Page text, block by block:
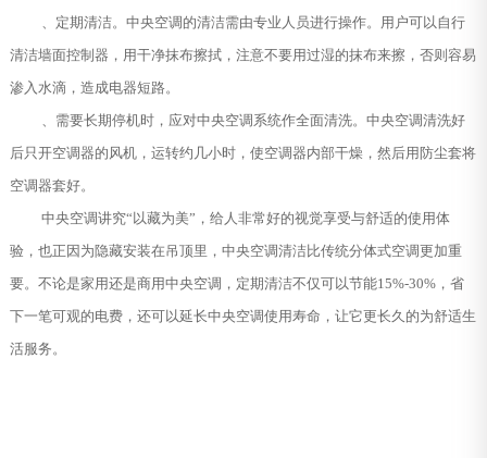
、定期清洁。中央空调的清洁需由专业人员进行操作。用户可以自行
清洁墙面控制器，用干净抹布擦拭，注意不要用过湿的抹布来擦，否则容易
渗入水滴，造成电器短路。
、需要长期停机时，应对中央空调系统作全面清洗。中央空调清洗好
后只开空调器的风机，运转约几小时，使空调器内部干燥，然后用防尘套将
空调器套好。
中央空调讲究“以藏为美”，给人非常好的视觉享受与舒适的使用体
验，也正因为隐藏安装在吊顶里，中央空调清洁比传统分体式空调更加重
要。不论是家用还是商用中央空调，定期清洁不仅可以节能15%-30%，省
下一笔可观的电费，还可以延长中央空调使用寿命，让它更长久的为舒适生
活服务。